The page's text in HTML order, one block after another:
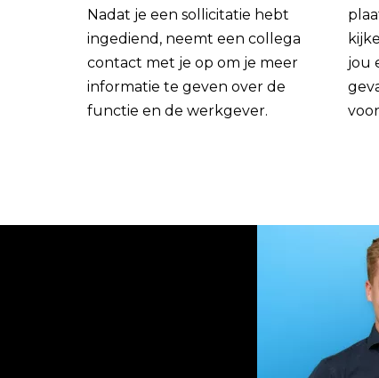
Nadat je een sollicitatie hebt
ingediend, neemt een collega
contact met je op om je meer
informatie te geven over de
functie en de werkgever.
jou